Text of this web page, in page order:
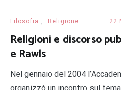
Filosofia , Religione 22
Religioni e discorso
e Rawls
Nel gennaio del 2004